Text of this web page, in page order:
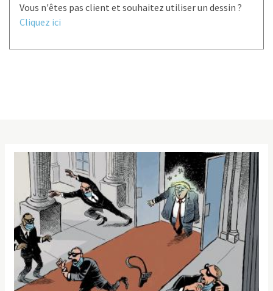
Vous n'êtes pas client et souhaitez utiliser un dessin ?
Cliquez ici